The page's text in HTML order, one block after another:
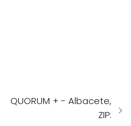
QUORUM + - Albacete,
ZIP: